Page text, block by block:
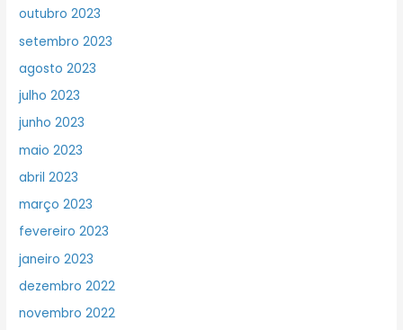
outubro 2023
setembro 2023
agosto 2023
julho 2023
junho 2023
maio 2023
abril 2023
março 2023
fevereiro 2023
janeiro 2023
dezembro 2022
novembro 2022